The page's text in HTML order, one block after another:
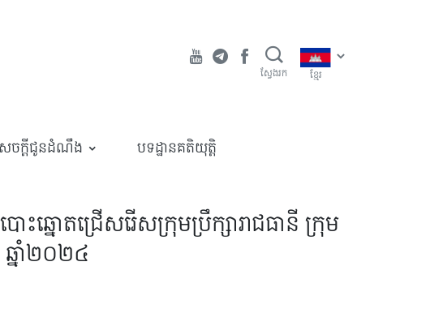
ស្វែងរក ខ្មែរ
ចក្តីជូនដំណឹង បទដ្ឋានគតិយុត្តិ
ះឆ្នោតជ្រើសរើសក្រុមប្រឹក្សារាជធានី ក្រុម
ឆ្នាំ២០២៤